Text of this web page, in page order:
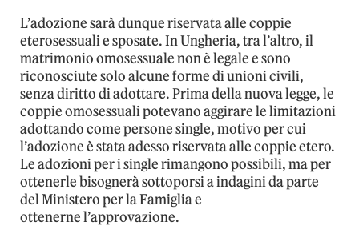
L’adozione sarà dunque riservata alle coppie
eterosessuali e sposate. In Ungheria, tra l’altro, il
matrimonio omosessuale non è legale e sono
riconosciute solo alcune forme di unioni civili,
senza diritto di adottare. Prima della nuova legge, le
coppie omosessuali potevano aggirare le limitazioni
adottando come persone single, motivo per cui
l’adozione è stata adesso riservata alle coppie etero.
Le adozioni per i single rimangono possibili, ma per
ottenerle bisognerà sottoporsi a indagini da parte
del Ministero per la Famiglia e
ottenerne l’approvazione.